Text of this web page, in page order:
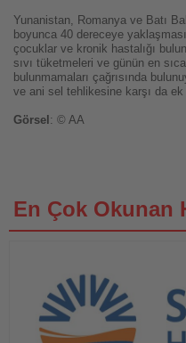
Yunanistan, Romanya ve Batı
boyunca 40 dereceye
çocuklar ve kronik hastalığı
sıvı tüketmeleri ve günün en
bulunmamaları çağrısında
ve ani sel tehlikesine karşı da ek
Görsel : © AA
En Çok Okunan